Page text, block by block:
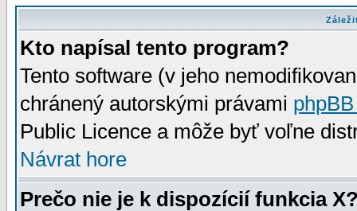
Kto napísal tento program?
Tento software (v jeho
chránený autorskými právami
Public Licence a môže byť voľne
Návrat hore
Prečo nie je k dispozícií funkcia